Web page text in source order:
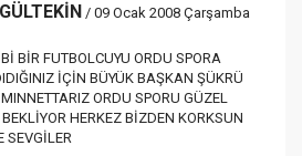
/ 09 Ocak 2008 Çarşamba
BİR FUTBOLCUYU ORDU SPORA
İÇİN BÜYÜK BAŞKAN ŞÜKRÜ
ORDU SPORU GÜZEL
HERKEZ BİZDEN KORKSUN
SEVGİLER